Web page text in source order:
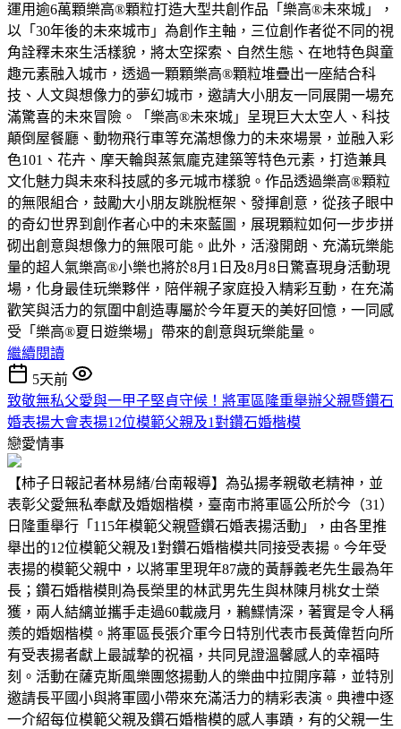
運用逾6萬顆樂高®顆粒打造大型共創作品「樂高®未來城」，
以「30年後的未來城市」為創作主軸，三位創作者從不同的視
角詮釋未來生活樣貌，將太空探索、自然生態、在地特色與童
趣元素融入城市，透過一顆顆樂高®顆粒堆疊出一座結合科
技、人文與想像力的夢幻城市，邀請大小朋友一同展開一場充
滿驚喜的未來冒險。「樂高®未來城」呈現巨大太空人、科技
顛倒屋餐廳、動物飛行車等充滿想像力的未來場景，並融入彩
色101、花卉、摩天輪與蒸氣龐克建築等特色元素，打造兼具
文化魅力與未來科技感的多元城市樣貌。作品透過樂高®顆粒
的無限組合，鼓勵大小朋友跳脫框架、發揮創意，從孩子眼中
的奇幻世界到創作者心中的未來藍圖，展現顆粒如何一步步拼
砌出創意與想像力的無限可能。此外，活潑開朗、充滿玩樂能
量的超人氣樂高®小樂也將於8月1日及8月8日驚喜現身活動現
場，化身最佳玩樂夥伴，陪伴親子家庭投入精彩互動，在充滿
歡笑與活力的氛圍中創造專屬於今年夏天的美好回憶，一同感
受「樂高®夏日遊樂場」帶來的創意與玩樂能量。
繼續閱讀
5天前
致敬無私父愛與一甲子堅貞守候！將軍區隆重舉辦父親暨鑽石
婚表揚大會表揚12位模範父親及1對鑽石婚楷模
戀愛情事
【柿子日報記者林易緒/台南報導】為弘揚孝親敬老精神，並
表彰父愛無私奉獻及婚姻楷模，臺南市將軍區公所於今（31）
日隆重舉行「115年模範父親暨鑽石婚表揚活動」，由各里推
舉出的12位模範父親及1對鑽石婚楷模共同接受表揚。今年受
表揚的模範父親中，以將軍里現年87歲的黃靜義老先生最為年
長；鑽石婚楷模則為長榮里的林武男先生與林陳月桃女士榮
獲，兩人結縭並攜手走過60載歲月，鶼鰈情深，著實是令人稱
羨的婚姻楷模。將軍區長張介軍今日特別代表市長黃偉哲向所
有受表揚者獻上最誠摯的祝福，共同見證溫馨感人的幸福時
刻。活動在薩克斯風樂團悠揚動人的樂曲中拉開序幕，並特別
邀請長平國小與將軍國小帶來充滿活力的精彩表演。典禮中逐
一介紹每位模範父親及鑽石婚楷模的感人事蹟，有的父親一生